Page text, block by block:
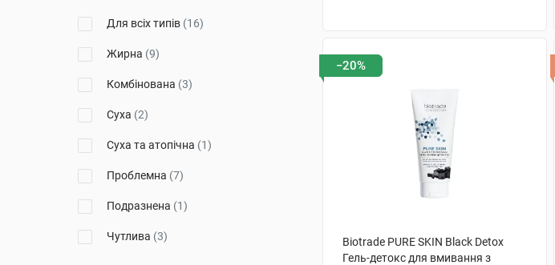
Для всіх типів (16)
Жирна (9)
Комбінована (3)
Суха (2)
Суха та атопічна (1)
Проблемна (7)
Подразнена (1)
Чутлива (3)
−20%
Biotrade PURE SKIN Black Detox
Гель-детокс для вмивання з